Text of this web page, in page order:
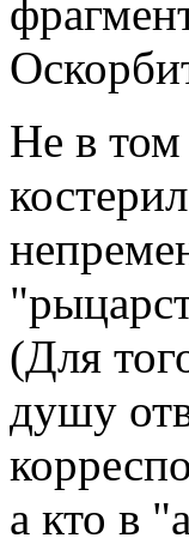
Не в
(Для
душу
а кто в